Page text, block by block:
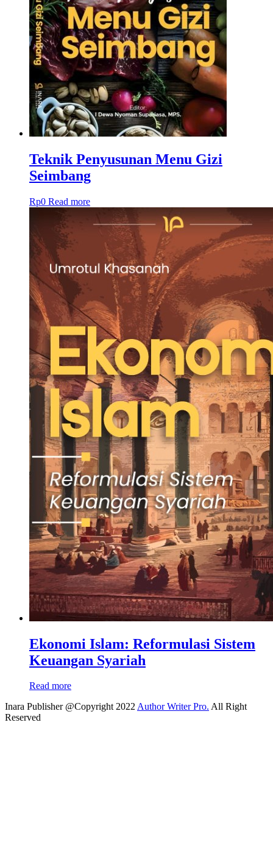
Teknik Penyusunan Menu Gizi
Seimbang
Rp0 Read more
Ekonomi Islam: Reformulasi Sistem
Keuangan Syariah
Read more
Inara Publisher @Copyright 2022Author Writer Pro. All Right
Reserved